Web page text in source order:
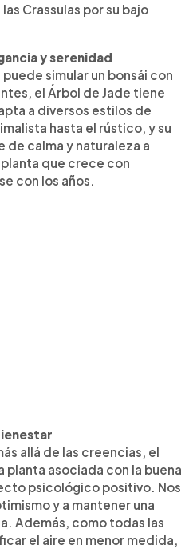
Crassulas por su bajo
y serenidad
simular un bonsái con
el Árbol de Jade tiene
a diversos estilos de
hasta el rústico, y su
de calma y naturaleza a
que crece con
con los años.
allá de las creencias, el
planta asociada con la buena
psicológico positivo. Nos
y a mantener una
Además, como todas las
el aire en menor medida,